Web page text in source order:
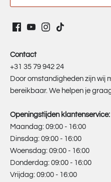
Contact
+31 35 79 942 24
Door omstandigheden zijn wij
bereikbaar. We helpen je
Openingstijden klantenservice:
Maandag: 09:00 - 16:00
Dinsdag: 09:00 - 16:00
Woensdag: 09:00 - 16:00
Donderdag: 09:00 - 16:00
Vrijdag: 09:00 - 16:00